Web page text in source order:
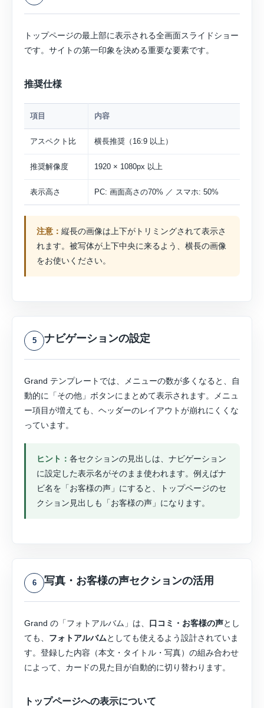
トップページの最上部に表示される全画面スライドショー
です。サイトの第一印象を決める重要な要素です。
推奨仕様
項目 内容
アスペクト比 横長推奨（16:9 以上）
推奨解像度 1920 × 1080px 以上
表示高さ PC: 画面高さの70% ／ スマホ: 50%
注意： 縦長の画像は上下がトリミングされて表示さ
れます。被写体が上下中央に来るよう、横長の画像
をお使いください。
5 ナビゲーションの設定
Grand テンプレートでは、メニューの数が多くなると、自
動的に「その他」ボタンにまとめて表示されます。メニュ
ー項目が増えても、ヘッダーのレイアウトが崩れにくくな
っています。
ヒント： 各セクションの見出しは、ナビゲーション
に設定した表示名がそのまま使われます。例えばナ
ビ名を「お客様の声」にすると、トップページのセ
クション見出しも「お客様の声」になります。
6 写真・お客様の声セクションの活用
Grand の「フォトアルバム」は、 口コミ・お客様の声とし
ても、 フォトアルバムとしても使えるよう設計されていま
す。登録した内容（本文・タイトル・写真）の組み合わせ
によって、カードの見た目が自動的に切り替わります。
トップページへの表示について